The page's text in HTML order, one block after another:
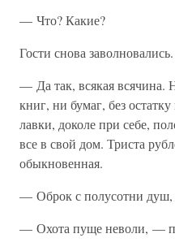
— Что? Какие?
Гости снова заволновались.
— Да так, всякая всячина.
книг, ни бумаг, без
лавки, доколе при себе,
все в свой дом. Триста
обыкновенная.
— Оброк с полусотни душ,
— Охота пуще неволи, —